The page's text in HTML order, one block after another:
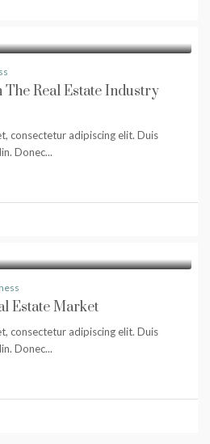
Real Estate Industry
consectetur adipiscing elit. Duis
Donec...
Estate Market
consectetur adipiscing elit. Duis
Donec...